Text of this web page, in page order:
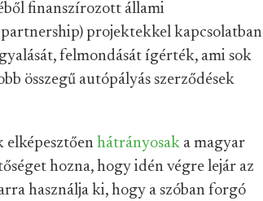
finanszírozott állami
projektekkel kapcsolatban
felmondását ígérték, ami sok
összegű autópályás szerződések
elképesztőenhátrányosak a magyar
hozna, hogy idén végre lejár az
használja ki, hogy a szóban forgó